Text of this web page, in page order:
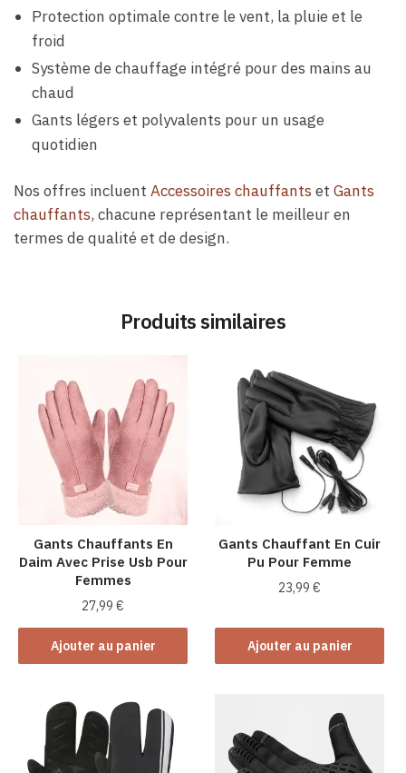
Protection optimale contre le vent, la pluie et le
froid
Système de chauffage intégré pour des mains au
chaud
Gants légers et polyvalents pour un usage
quotidien
Nos offres incluent Accessoires chauffants et Gants
chauffants, chacune représentant le meilleur en
termes de qualité et de design.
Produits similaires
Gants Chauffants En
Daim Avec Prise Usb Pour
Femmes
27,99€
Ajouter au panier
Gants Chauffant En Cuir
Pu Pour Femme
23,99€
Ajouter au panier